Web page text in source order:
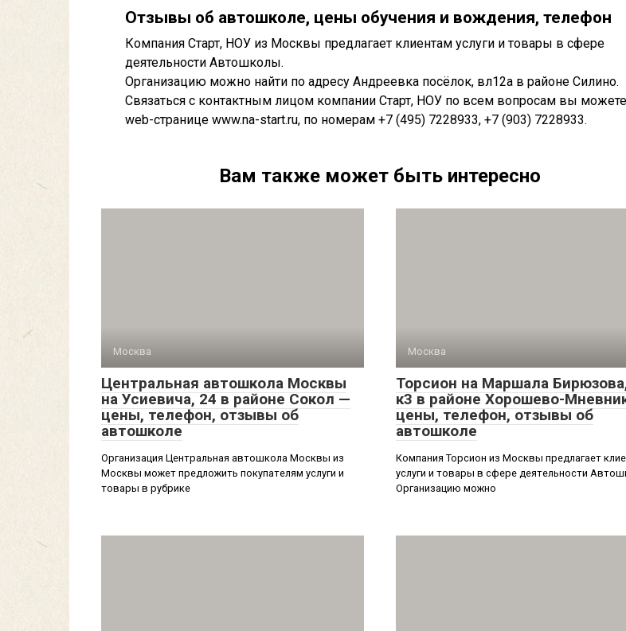
Отзывы об автошколе, цены обучения и вождения, телефон
Компания Старт, НОУ из Москвы предлагает клиентам услуги и товары в сфере
деятельности Автошколы.
Организацию можно найти по адресу Андреевка посёлок, вл12а в районе Силино.
Связаться с контактным лицом компании Старт, НОУ по всем вопросам вы
web-странице www.na-start.ru, по номерам +7 (495) 7228933, +7 (903) 7228933.
Вам также может быть интересно
Москва
Центральная автошкола Москвы
на Усиевича, 24 в районе Сокол —
цены, телефон, отзывы об
автошколе
Организация Центральная автошкола Москвы из
Москвы может предложить покупателям услуги и
товары в рубрике
Москва
Торсион на Маршала
к3 в районе Хорошево-
цены, телефон, отзывы об
автошколе
Компания Торсион из Москвы предлагает
услуги и товары в сфере деятельности
Организацию можно